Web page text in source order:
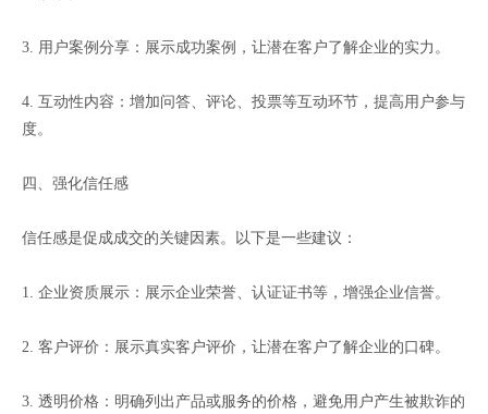
3. 用户案例分享：展示成功案例，让潜在客户了解企业的实力。
4. 互动性内容：增加问答、评论、投票等互动环节，提高用户参与
度。
四、强化信任感
信任感是促成成交的关键因素。以下是一些建议：
1. 企业资质展示：展示企业荣誉、认证证书等，增强企业信誉。
2. 客户评价：展示真实客户评价，让潜在客户了解企业的口碑。
3. 透明价格：明确列出产品或服务的价格，避免用户产生被欺诈的